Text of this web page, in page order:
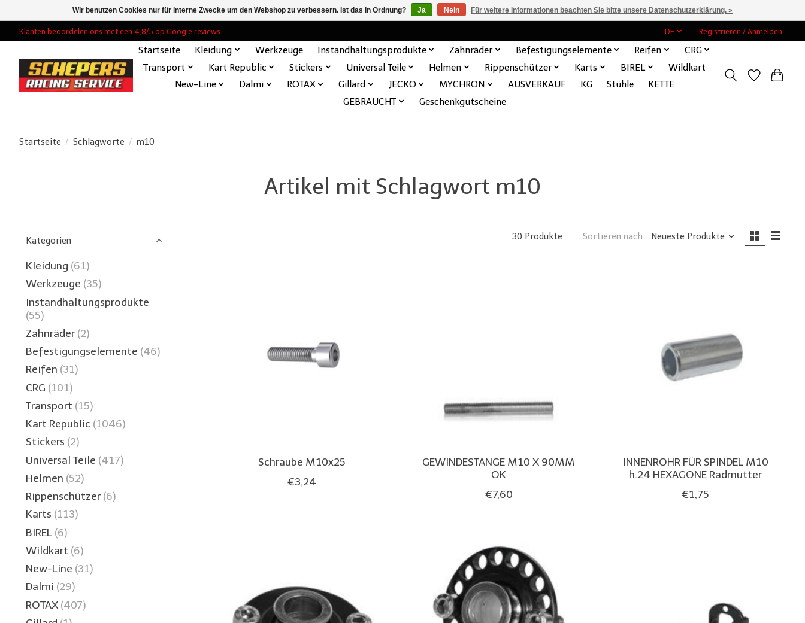
Klanten beoordelen ons met een 4,8/5 op Google reviews DE Registrieren / Anmelden
Startseite Kleidung Werkzeuge Instandhaltungsprodukte Zahnräder Befestigungselemente Reifen
CRG
Transport
Kart Republic Stickers Universal Teile Helmen Rippenschützer Karts BIREL
Wildkart
New-Line
Dalmi ROTAX Gillard JECKO MYCHRON AUSVERKAUF KG Stühle
KETTE
GEBRAUCHT
Geschenkgutscheine
Startseite / Schlagworte / m10
Artikel mit Schlagwort m10
Kategorien
Kleidung (61)
Werkzeuge (35)
Instandhaltungsprodukte
(55)
Zahnräder (2)
Befestigungselemente (46)
Reifen (31)
CRG (101)
Transport (15)
Kart Republic (1046)
Stickers (2)
Universal Teile (417)
Helmen (52)
Rippenschützer (6)
Karts (113)
BIREL (6)
Wildkart (6)
New-Line (31)
Dalmi (29)
ROTAX (407)
30 Produkte Sortieren nach Neueste Produkte
Schraube M10x25
€3,24
GEWINDESTANGE M10 X 90MM
OK
€7,60
INNENROHR FÜR SPINDEL M10
h.24 HEXAGONE Radmutter
€1,75
Wir benutzen Cookies nur für interne Zwecke um den Webshop zu verbessern. Ist das in Ordnung? Ja Nein Für weitere Informationen beachten Sie bitte unsere Datenschutzerklärung. »